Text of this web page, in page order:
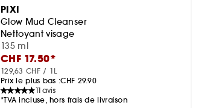
PIXI
Glow Mud Cleanser
Nettoyant visage
135 ml
CHF 17.50*
129,63 CHF / 1L
Prix le plus bas :CHF 29.90
11 avis
*TVA incluse, hors frais de livraison